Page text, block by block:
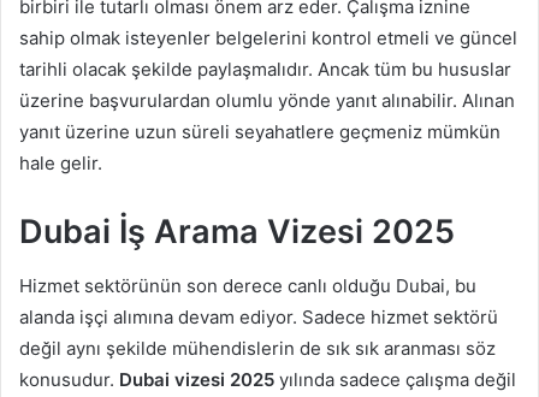
birbiri ile tutarlı olması önem arz eder. Çalışma iznine
sahip olmak isteyenler belgelerini kontrol etmeli ve güncel
tarihli olacak şekilde paylaşmalıdır. Ancak tüm bu hususlar
üzerine başvurulardan olumlu yönde yanıt alınabilir. Alınan
yanıt üzerine uzun süreli seyahatlere geçmeniz mümkün
hale gelir.
Dubai İş Arama Vizesi 2025
Hizmet sektörünün son derece canlı olduğu Dubai, bu
alanda işçi alımına devam ediyor. Sadece hizmet sektörü
değil aynı şekilde mühendislerin de sık sık aranması söz
konusudur. Dubai vizesi 2025 yılında sadece çalışma değil